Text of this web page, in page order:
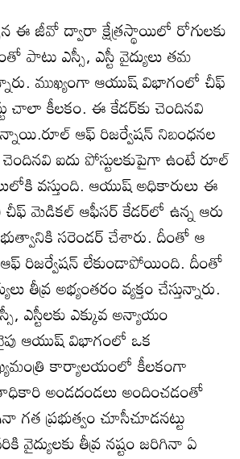
ఈ జీవో ద్వారా క్షేత్రస్థాయిలో రోగులకు
పాటు ఎస్సీ, ఎస్టీ వైద్యులు తమ
ముఖ్యంగా ఆయుష్‌ విభాగంలో చీఫ్‌
చాలా కీలకం. ఈ కేడర్‌కు చెందినవి
ఆఫ్‌ రిజర్వేషన్‌ నిబంధనల
ఐదు పోస్టులకుపైగా ఉంటే రూల్‌
వస్తుంది. ఆయుష్‌ అధికారులు ఈ
మెడికల్‌ ఆఫీసర్‌ కేడర్‌లో ఉన్న ఆరు
సరెండర్‌ చేశారు. దీంతో ఆ
ఆఫ్‌ రిజర్వేషన్‌ లేకుండాపోయింది. దీంతో
తీవ్ర అభ్యంతరం వ్యక్తం చేస్తున్నారు.
ఎస్టీలకు ఎక్కువ అన్యాయం
ఆయుష్‌ విభాగంలో ఒక
కార్యాలయంలో కీలకంగా
అండదండలు అందించడంతో
ప్రభుత్వం చూసీచూడనట్టు
వైద్యులకు తీవ్ర నష్టం జరిగినా ఏ